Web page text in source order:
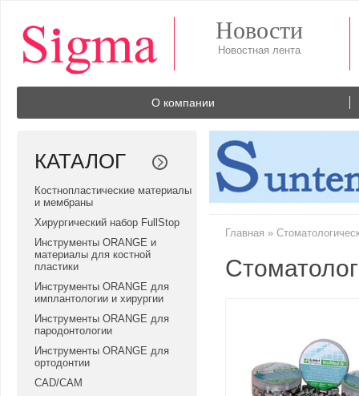
Новости
О компании
КАТАЛОГ
Костнопластические материалы
и мембраны
Хирургический набор FullStop
Инструменты ORANGE и
материалы для костной
пластики
Инструменты ORANGE для
имплантологии и хирургии
Инструменты ORANGE для
пародонтологии
Инструменты ORANGE для
ортодонтии
CAD/CAM
Главная »